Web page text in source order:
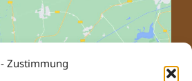
Zustimmung
um Marketing-Cookies zu